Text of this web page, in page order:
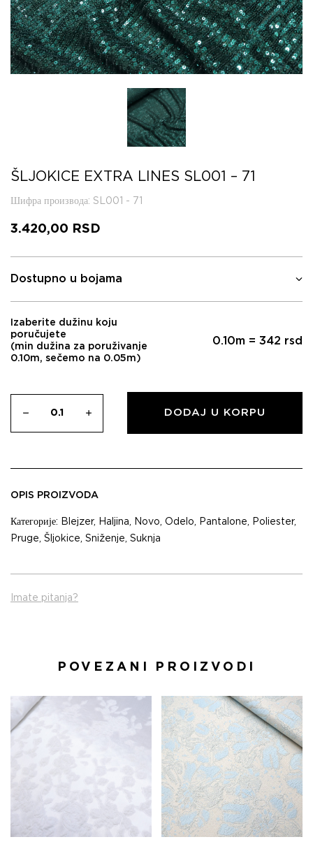
ŠLJOKICE EXTRA LINES SL001 – 71
Шифра производа: SL001 - 71
3.420,00 RSD
Dostupno u bojama
Izaberite dužinu koju
poručujete
(min dužina za poruživanje
0.10m, sečemo na 0.05m)
0.10m = 342 rsd
DODAJ U KORPU
OPIS PROIZVODA
Категорије: Blejzer, Haljina, Novo, Odelo, Pantalone, Poliester,
Pruge, Šljokice, Sniženje, Suknja
Imate pitanja?
POVEZANI PROIZVODI